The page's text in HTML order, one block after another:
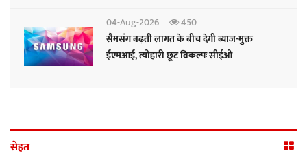
04-Aug-2026
450
सैमसंग बढ़ती लागत के बीच देगी ब्याज-मुक्त
ईएमआई, त्योहारी छूट विकल्पः सीईओ
सेहत